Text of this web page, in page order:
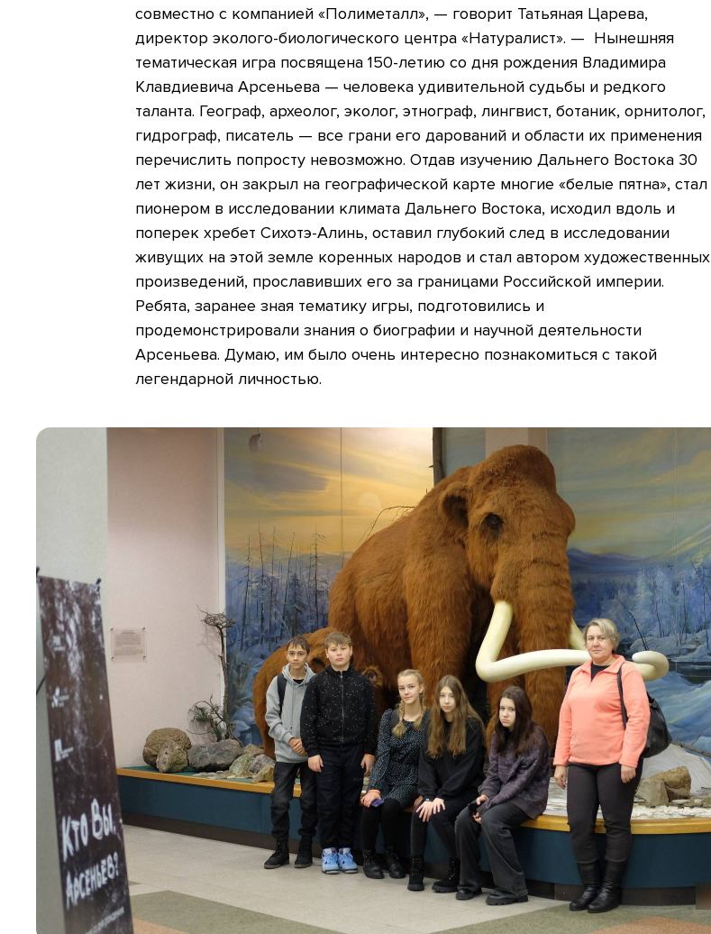
совместно с компанией «Полиметалл», — говорит Татьяная Царева,
директор эколого-биологического центра «Натуралист». — Нынешняя
тематическая игра посвящена 150-летию со дня рождения Владимира
Клавдиевича Арсеньева — человека удивительной судьбы и редкого
таланта. Географ, археолог, эколог, этнограф, лингвист, ботаник, орнитолог,
гидрограф, писатель — все грани его дарований и области их применения
перечислить попросту невозможно. Отдав изучению Дальнего Востока 30
лет жизни, он закрыл на географической карте многие «белые пятна», стал
пионером в исследовании климата Дальнего Востока, исходил вдоль и
поперек хребет Сихотэ-Алинь, оставил глубокий след в исследовании
живущих на этой земле коренных народов и стал автором художественных
произведений, прославивших его за границами Российской империи.
Ребята, заранее зная тематику игры, подготовились и
продемонстрировали знания о биографии и научной деятельности
Арсеньева. Думаю, им было очень интересно познакомиться с такой
легендарной личностью.